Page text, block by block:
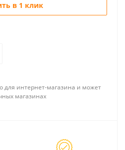
в 1 клик
для интернет-магазина и может
магазинах